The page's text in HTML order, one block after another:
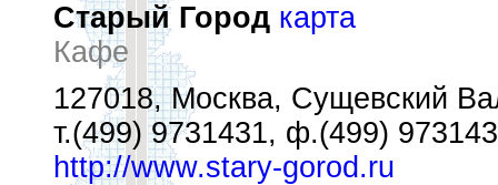
Старый Город карта
Кафе
127018, Москва, Сущевский
т.(499) 9731431, ф.(499)
http://www.stary-gorod.ru